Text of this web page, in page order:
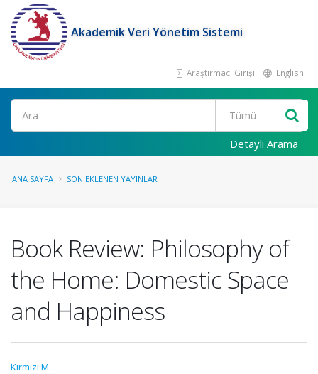
Akademik Veri Yönetim Sistemi
Araştırmacı Girişi English
Ara
Detaylı Arama
ANA SAYFA SON EKLENEN YAYINLAR
Book Review: Philosophy of
the Home: Domestic Space
and Happiness
Kırmızı M.